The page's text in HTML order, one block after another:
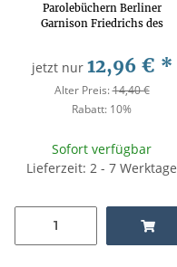
Parolebüchern Berliner
Garnison Friedrichs des
jetzt nur 12,96 € *
Alter Preis:14,40 €
Rabatt: 10%
Sofort verfügbar
Lieferzeit: 2 - 7 Werktage